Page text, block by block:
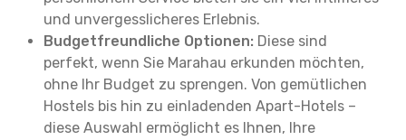
und unvergesslicheres Erlebnis.
Budgetfreundliche Optionen: Diese sind
perfekt, wenn Sie Marahau erkunden möchten,
ohne Ihr Budget zu sprengen. Von gemütlichen
Hostels bis hin zu einladenden Apart-Hotels –
diese Auswahl ermöglicht es Ihnen, Ihre